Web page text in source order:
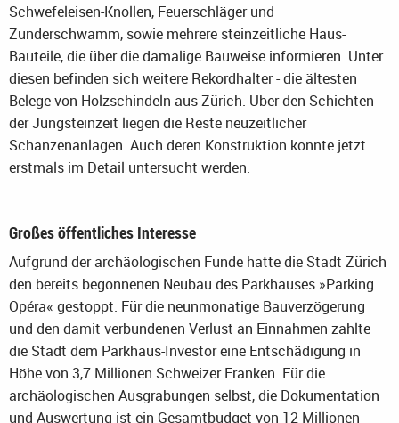
Schwefeleisen-Knollen, Feuerschläger und
Zunderschwamm, sowie mehrere steinzeitliche Haus-
Bauteile, die über die damalige Bauweise informieren. Unter
diesen befinden sich weitere Rekordhalter - die ältesten
Belege von Holzschindeln aus Zürich. Über den Schichten
der Jungsteinzeit liegen die Reste neuzeitlicher
Schanzenanlagen. Auch deren Konstruktion konnte jetzt
erstmals im Detail untersucht werden.
Großes öffentliches Interesse
Aufgrund der archäologischen Funde hatte die Stadt Zürich
den bereits begonnenen Neubau des Parkhauses »Parking
Opéra« gestoppt. Für die neunmonatige Bauverzögerung
und den damit verbundenen Verlust an Einnahmen zahlte
die Stadt dem Parkhaus-Investor eine Entschädigung in
Höhe von 3,7 Millionen Schweizer Franken. Für die
archäologischen Ausgrabungen selbst, die Dokumentation
und Auswertung ist ein Gesamtbudget von 12 Millionen